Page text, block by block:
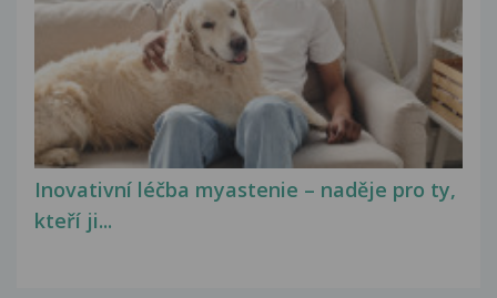
Inovativní léčba myastenie – naděje pro ty,
kteří ji...